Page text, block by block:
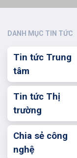
DANH MỤC TIN TỨC
Tin tức Trung
tâm
Tin tức Thị
trường
Chia sẻ công
nghệ